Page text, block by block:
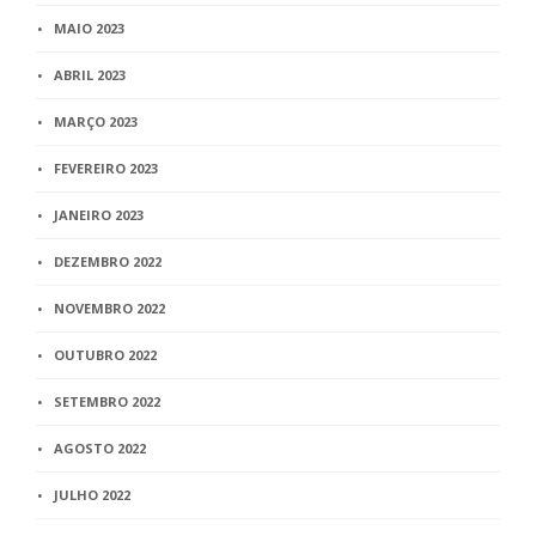
MAIO 2023
ABRIL 2023
MARÇO 2023
FEVEREIRO 2023
JANEIRO 2023
DEZEMBRO 2022
NOVEMBRO 2022
OUTUBRO 2022
SETEMBRO 2022
AGOSTO 2022
JULHO 2022